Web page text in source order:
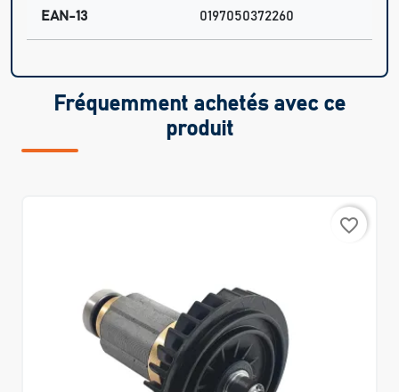
EAN-13 0197050372260
Fréquemment achetés avec ce
produit
favorite_border